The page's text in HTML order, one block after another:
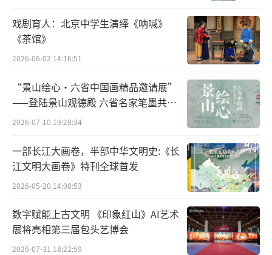
戏剧育人：北京中学生演绎《呐喊》
《茶馆》
2026-06-02 14:16:51
“景山绘心・六省中国画精品邀请展”
——登陆景山观德殿 六省名家笔墨共绘
中轴雅韵
2026-07-10 19:28:34
一部长江大画卷，半部中华文明史:《长
江文明大画卷》特刊全球首发
2026-05-20 14:08:53
数字赋能上古文明 《印象红山》AI艺术
展将亮相第三届包头艺博会
2026-07-31 18:22:59